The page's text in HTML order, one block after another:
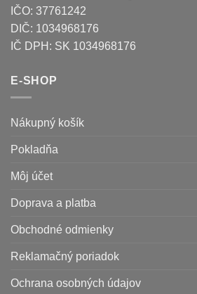
IČO: 37761242
DIČ: 1034968176
IČ DPH: SK 1034968176
E-SHOP
Nákupný košík
Pokladňa
Môj účet
Doprava a platba
Obchodné odmienky
Reklamačný poriadok
Ochrana osobných údajov